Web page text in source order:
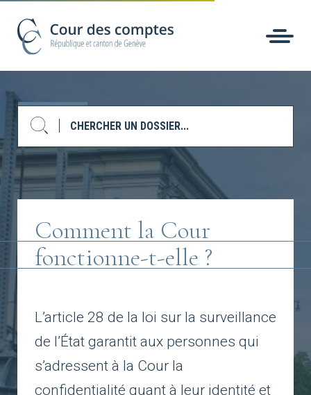
Comment la Cour
fonctionne-t-elle ?
L’article 28 de la loi sur la surveillance
de l’État garantit aux personnes qui
s’adressent à la Cour la
confidentialité quant à leur identité et